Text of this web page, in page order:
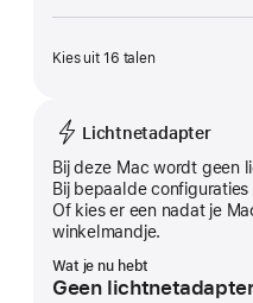
Kies uit 16 talen
Lichtnetadapter
Bij deze Mac wordt geen
Bij bepaalde
Of kies er een nadat je
winkelmandje.
Wat je nu hebt
Geen